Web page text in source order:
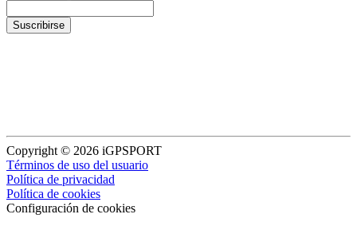
Suscribirse
Copyright © 2026 iGPSPORT
Términos de uso del usuario
Política de privacidad
Política de cookies
Configuración de cookies